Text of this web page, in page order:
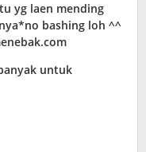
yg laen mending
bashing loh ^^
untuk